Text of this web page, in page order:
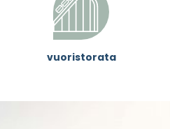
vuoristorata